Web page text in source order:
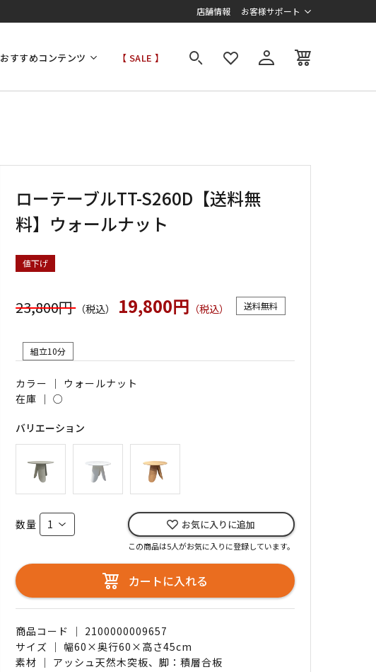
店舗情報 お客様サポート
おすすめコンテンツ 【 SALE 】
ローテーブルTT-S260D【送料無
料】ウォールナット
値下げ
23,800円（税込） 19,800円 （税込） 送料無料
組立10分
カラー ｜ ウォールナット
在庫 ｜○
バリエーション
数量 お気に入りに追加
この商品は5人がお気に入りに登録しています。
カートに入れる
商品コード ｜ 2100000009657
サイズ ｜ 幅60×奥行60×高さ45cm
素材 ｜ アッシュ天然木突板、脚：積層合板